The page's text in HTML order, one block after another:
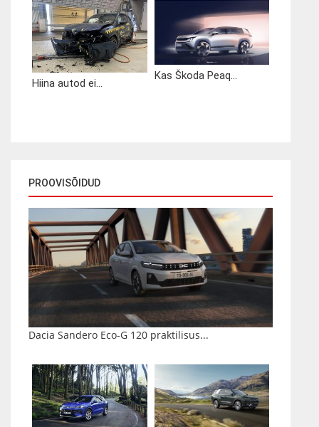
Hiina autod ei...
Kas Škoda Peaq...
PROOVISÕIDUD
Dacia Sandero Eco-G 120 praktilisus...